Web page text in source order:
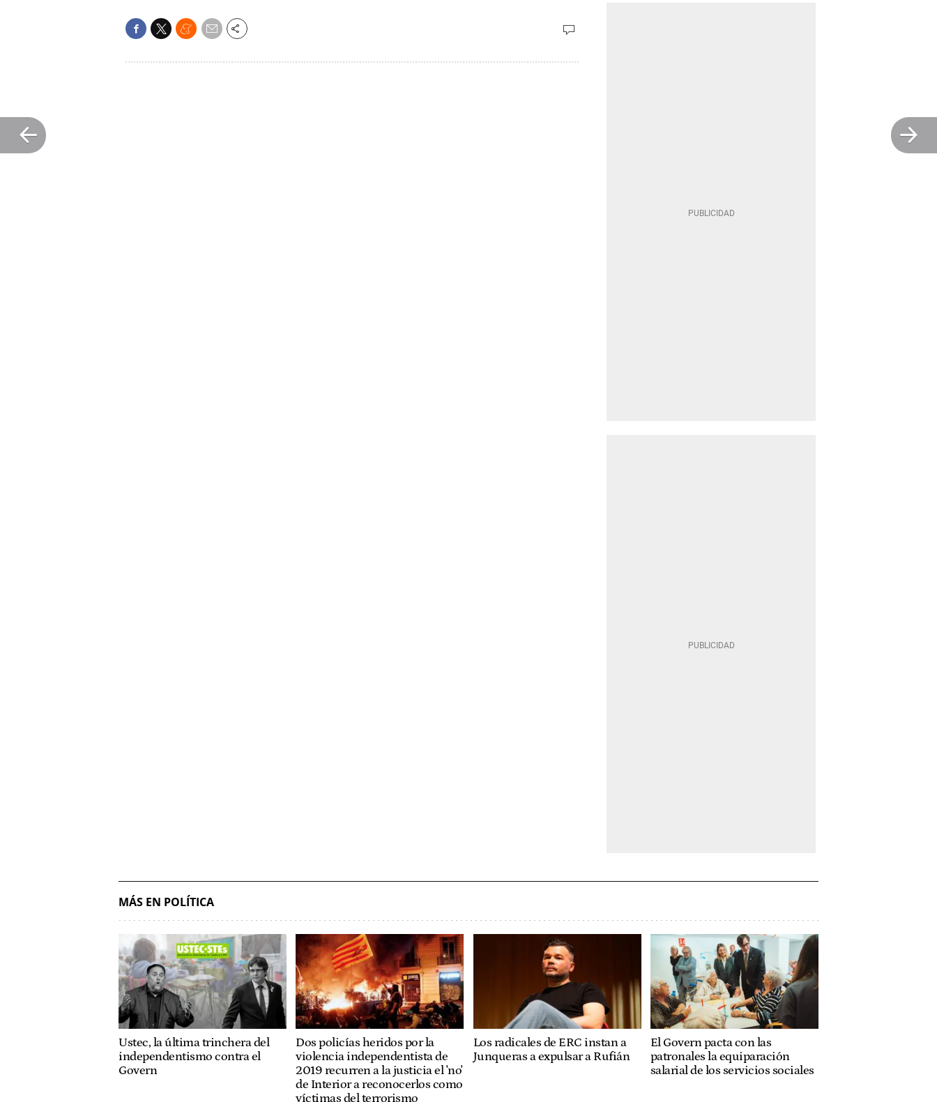
MÁS EN POLÍTICA
Ustec, la última trinchera del
independentismo contra el
Govern
Dos policías heridos por la
violencia independentista de
2019 recurren a la justicia el 'no'
de Interior a reconocerlos como
víctimas del terrorismo
Los radicales de ERC instan a
Junqueras a expulsar a Rufián
El Govern pacta con las
patronales la equiparación
salarial de los servicios sociales